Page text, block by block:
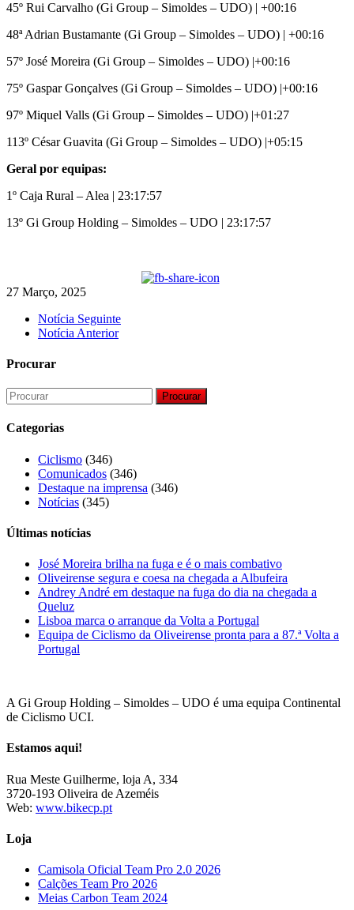
45º Rui Carvalho (Gi Group – Simoldes – UDO) | +00:16
48ª Adrian Bustamante (Gi Group – Simoldes – UDO) | +00:16
57º José Moreira (Gi Group – Simoldes – UDO) |+00:16
75º Gaspar Gonçalves (Gi Group – Simoldes – UDO) |+00:16
97º Miquel Valls (Gi Group – Simoldes – UDO) |+01:27
113º César Guavita (Gi Group – Simoldes – UDO) |+05:15
Geral por equipas:
1º Caja Rural – Alea | 23:17:57
13º Gi Group Holding – Simoldes – UDO | 23:17:57
27 Março, 2025
Notícia Seguinte
Notícia Anterior
Procurar
Procurar
Categorias
Ciclismo (346)
Comunicados (346)
Destaque na imprensa (346)
Notícias (345)
Últimas notícias
José Moreira brilha na fuga e é o mais combativo
Oliveirense segura e coesa na chegada a Albufeira
Andrey André em destaque na fuga do dia na chegada a
Queluz
Lisboa marca o arranque da Volta a Portugal
Equipa de Ciclismo da Oliveirense pronta para a 87.ª Volta a
Portugal
A Gi Group Holding – Simoldes – UDO é uma equipa Continental
de Ciclismo UCI.
Estamos aqui!
Rua Meste Guilherme, loja A, 334
3720-193 Oliveira de Azeméis
Web: www.bikecp.pt
Loja
Camisola Oficial Team Pro 2.0 2026
Calções Team Pro 2026
Meias Carbon Team 2024